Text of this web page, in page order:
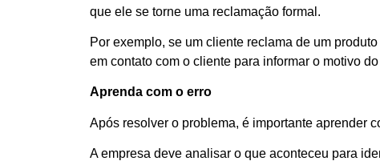
que ele se torne uma reclamação formal.
Por exemplo, se um cliente reclama de um
em contato com o cliente para informar o motivo
Aprenda com o erro
Após resolver o problema, é importante aprender
A empresa deve analisar o que aconteceu para